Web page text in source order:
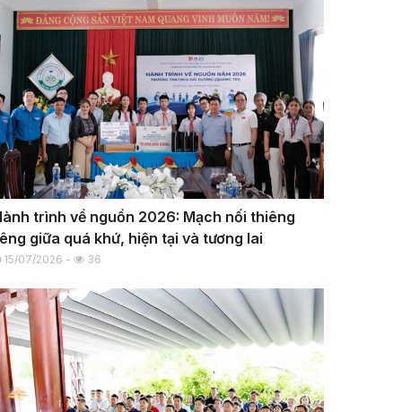
trình về nguồn 2026: Mạch nối thiêng
giữa quá khứ, hiện tại và tương lai
15/07/2026 - 36